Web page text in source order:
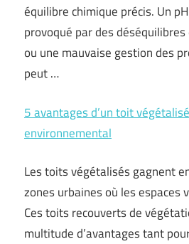
équilibre chimique précis. Un
provoqué par des
ou une mauvaise gestion des
peut …
5 avantages d’un toit
environnemental
Les toits végétalisés gagnent
zones urbaines où les espaces
Ces toits recouverts de
multitude d’avantages tant